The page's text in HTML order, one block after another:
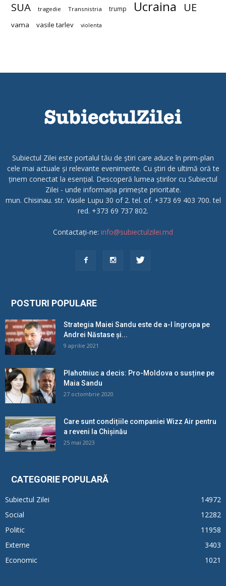
SUA tragedie Transnistria trump Ucraina UE
vama vasile tarlev violenta
Subiectul Zilei este portalul tău de știri care aduce în prim-plan
cele mai actuale și relevante evenimente. Cu știri de ultimă oră te
ținem conectat la esențial. Descoperă lumea știrilor cu Subiectul
Zilei - unde informația primește prioritate.
mun. Chisinau. str. Vasile Lupu 30 of 2. tel. of. +373 69 403 700. tel
red. +373 69 737 802.
Contactați-ne: info@subiectulzilei.md
POSTURI POPULARE
Strategia Maiei Sandu este de a-l îngropa pe
Andrei Năstase și...
9 aprilie 2021
Plahotniuc a decis: Pro-Moldova o susține pe
Maia Sandu
27 octombrie 2020
Care sunt condițiile companiei Wizz Air pentru
a reveni la Chișinău
25 mai 2023
CATEGORIE POPULARĂ
Subiectul Zilei
14972
Social
12282
Politic
11958
Externe
3403
Economic
1021